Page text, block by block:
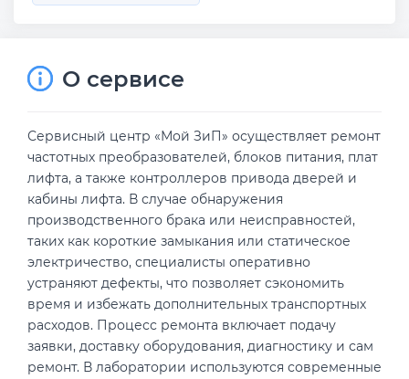
О сервисе
Сервисный центр «Мой ЗиП» осуществляет ремонт
частотных преобразователей, блоков питания, плат
лифта, а также контроллеров привода дверей и
кабины лифта. В случае обнаружения
производственного брака или неисправностей,
таких как короткие замыкания или статическое
электричество, специалисты оперативно
устраняют дефекты, что позволяет сэкономить
время и избежать дополнительных транспортных
расходов. Процесс ремонта включает подачу
заявки, доставку оборудования, диагностику и сам
ремонт. В лаборатории используются современные